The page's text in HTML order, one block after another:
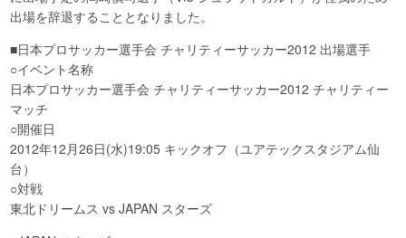
出場を辞退することとなりました。
■日本プロサッカー選手会 チャリティーサッカー2012 出場選手
○イベント名称
日本プロサッカー選手会 チャリティーサッカー2012 チャリティー
マッチ
○開催日
2012年12月26日(水)19:05 キックオフ（ユアテックスタジアム仙
台）
○対戦
東北ドリームス vs JAPAN スターズ